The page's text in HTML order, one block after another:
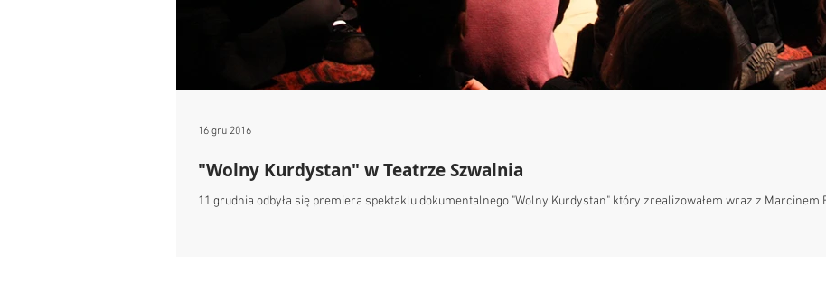
"Wolny Kurdystan" w Teatrze Szwalnia
11 grudnia odbyła się premiera spektaklu dokumentalnego "Wolny Kurdystan" który zrealizowałem wraz z Marcinem
16 gru 2016